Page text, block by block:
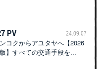
PV 24.09.07
コクからアユタヤへ【2026
】すべての交通手段を...